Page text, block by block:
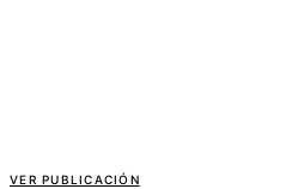
VER PUBLICACIÓN